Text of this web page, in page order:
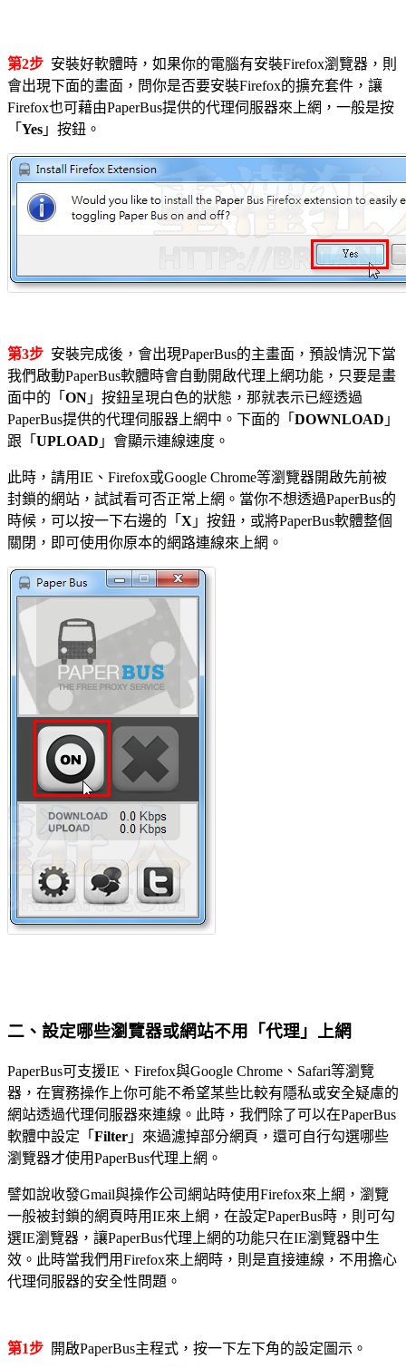
第2步 安裝好軟體時，如果你的電腦有安裝Firefox瀏覽器，則
會出現下面的畫面，問你是否要安裝Firefox的擴充套件，讓
Firefox也可藉由PaperBus提供的代理伺服器來上網，一般是按
「 Yes 」按鈕。
第3步 安裝完成後，會出現PaperBus的主畫面，預設情況下當
我們啟動PaperBus軟體時會自動開啟代理上網功能，只要是畫
面中的「 ON 」按鈕呈現白色的狀態，那就表示已經透過
PaperBus提供的代理伺服器上網中。下面的「 DOWNLOAD 」
跟「 UPLOAD 」會顯示連線速度。
此時，請用IE、Firefox或Google Chrome等瀏覽器開啟先前被
封鎖的網站，試試看可否正常上網。當你不想透過PaperBus的
時候，可以按一下右邊的「 X 」按鈕，或將PaperBus軟體整個
關閉，即可使用你原本的網路連線來上網。
二、設定哪些瀏覽器或網站不用「代理」上網
PaperBus可支援IE、Firefox與Google Chrome、Safari等瀏覽
器，在實務操作上你可能不希望某些比較有隱私或安全疑慮的
網站透過代理伺服器來連線。此時，我們除了可以在PaperBus
軟體中設定「 Filter 」來過濾掉部分網頁，還可自行勾選哪些
瀏覽器才使用PaperBus代理上網。
譬如說收發Gmail與操作公司網站時使用Firefox來上網，瀏覽
一般被封鎖的網頁時用IE來上網，在設定PaperBus時，則可勾
選IE瀏覽器，讓PaperBus代理上網的功能只在IE瀏覽器中生
效。此時當我們用Firefox來上網時，則是直接連線，不用擔心
代理伺服器的安全性問題。
第1步 開啟PaperBus主程式，按一下左下角的設定圖示。